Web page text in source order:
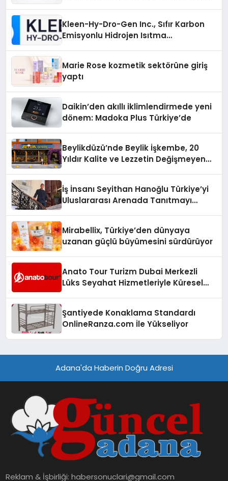
Kleen-Hy-Dro-Gen Inc., Sıfır Karbon
Emisyonlu Hidrojen Isıtma
Marie Rose kozmetik sektörüne giriş
yaptı
Daikin’den akıllı iklimlendirmede yeni
dönem: Madoka Plus Türkiye’de
Beylikdüzü’nde Beylik İşkembe, 20
Yıldır Kalite ve Lezzetin Değişmeyen
İş İnsanı Seyithan Hanoğlu Türkiye’yi
Uluslararası Arenada Tanıtmayı
Mirabellix, Türkiye’den dünyaya
uzanan güçlü büyümesini sürdürüyor
Anato Tour Turizm Dubai Merkezli
Lüks Seyahat Hizmetleriyle Küresel
Şantiyede Konaklama Standardı
OnlineRanza.com İle Yükseliyor
Adana'da Haberin Doğru Adresi
Reklam & İşbirliği:habersonuclari@gmail.com